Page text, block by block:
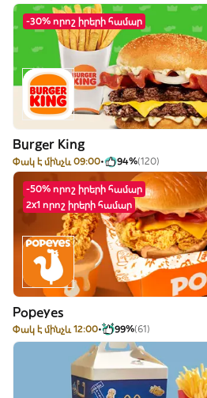
-30% որոշ իրերի համար
Burger King
Փակ է մինչև 09:00 94%(120)
-50% որոշ իրերի համար
2x1 որոշ իրերի համար
Popeyes
Փակ է մինչև 12:00 99%(61)